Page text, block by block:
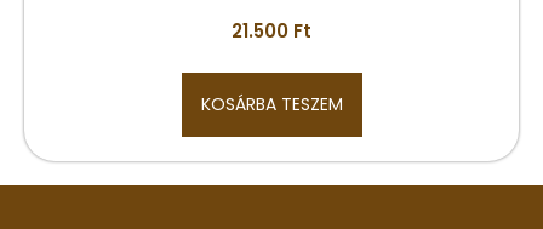
21.500 Ft
KOSÁRBA TESZEM